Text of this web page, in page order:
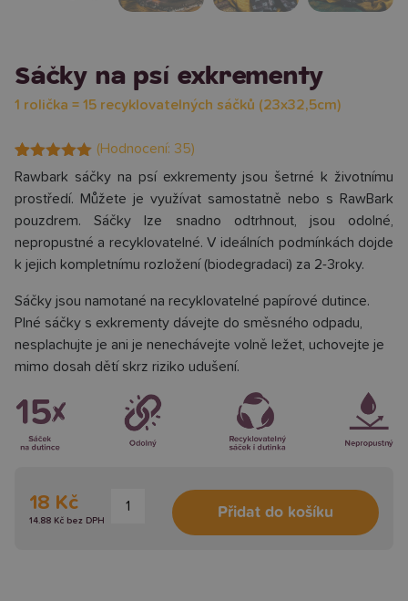
Sáčky na psí exkrementy
1 rolička = 15 recyklovatelných sáčků (23x32,5cm)
Hodnoceno
4.97z 5 na
základě
35
hodnocení
zákazníků
(Hodnocení: 35)
Rawbark sáčky na psí exkrementy jsou šetrné k životnímu
prostředí. Můžete je využívat samostatně nebo s RawBark
pouzdrem. Sáčky lze snadno odtrhnout, jsou odolné,
nepropustné a recyklovatelné. V ideálních podmínkách dojde
k jejich kompletnímu rozložení (biodegradaci) za 2-3roky.
Sáčky jsou namotané na recyklovatelné papírové dutince.
Plné sáčky s exkrementy dávejte do směsného odpadu,
nesplachujte je ani je nenechávejte volně ležet, uchovejte je
mimo dosah dětí skrz riziko udušení.
18 Kč
14.88 Kč bez DPH
Sáčky
Přidat do košíku